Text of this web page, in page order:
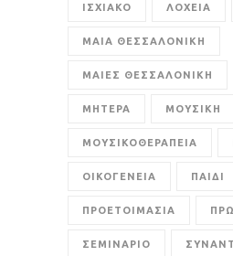
ΙΣΧΙΑΚΟ ΛΟΧΕΙΑ
ΜΑΙΑ ΘΕΣΣΑΛΟΝΙΚΗ
ΜΑΙΕΣ ΘΕΣΣΑΛΟΝΙΚΗ
ΜΗΤΕΡΑ ΜΟΥΣΙΚΗ
ΜΟΥΣΙΚΟΘΕΡΑΠΕΙΑ
ΟΙΚΟΓΕΝΕΙΑ ΠΑΙΔΙ
ΠΡΟΕΤΟΙΜΑΣΙΑ
ΣΕΜΙΝΑΡΙΟ